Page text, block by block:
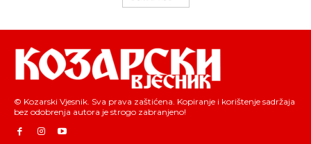
© Kozarski Vjesnik. Sva prava zaštićena. Kopiranje i korištenje sadržaja
bez odobrenja autora je strogo zabranjeno!